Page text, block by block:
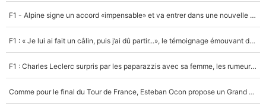
F1 - Alpine signe un accord «impensable» et va entrer dans une nouvelle dimension : Grande nouvelle pour Pierre Gasly !
F1 : « Je lui ai fait un câlin, puis j’ai dû partir...», le témoignage émouvant de Max Verstappen sur sa fille
F1 : Charles Leclerc surpris par les paparazzis avec sa femme, les rumeurs étaient vraies !
Comme pour le final du Tour de France, Esteban Ocon propose un Grand Prix de Formule 1 à Paris : «Autour de l’Arc de Triomphe, ce serait génial» !